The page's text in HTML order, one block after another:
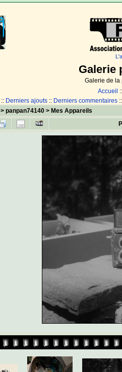
Galerie
Galerie de la
Accueil
:: Derniers ajouts :: Derniers commentaires
>panpan74140 > Mes Appareils